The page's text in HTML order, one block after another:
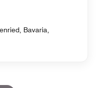
Bavaria,